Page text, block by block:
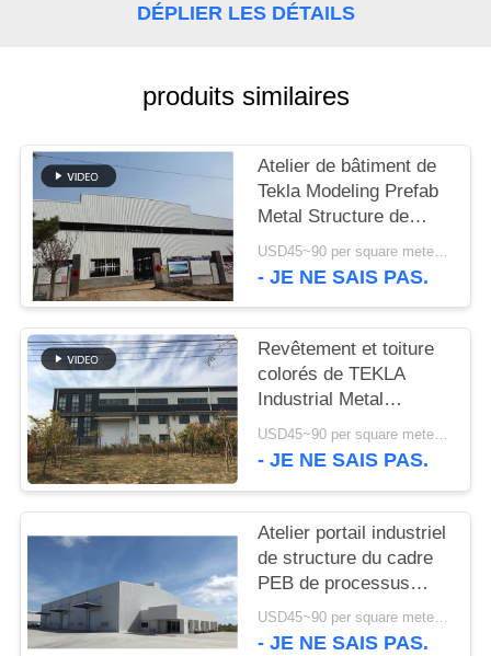
NOUVELLES
CAS
PLAN
DU
SITE
POLITIQUE
DE
CONFIDENTIALITÉ
DÉPLIER LES DÉTAILS
produits similaires
Atelier de bâtiment de
Tekla Modeling Prefab
Metal Structure de
haute résistance
USD45~90 per square meter MOQ:1000 mètres carrés
- JE NE SAIS PAS.
Revêtement et toiture
colorés de TEKLA
Industrial Metal
Workshop Building
USD45~90 per square meter MOQ:1000 mètres carrés
- JE NE SAIS PAS.
Atelier portail industriel
de structure du cadre
PEB de processus
établissant la norme de
l'OIN
USD45~90 per square meter MOQ:1000 mètres carrés
- JE NE SAIS PAS.